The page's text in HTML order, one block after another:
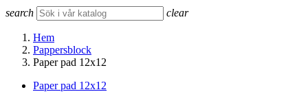
search clear
Hem
Pappersblock
Paper pad 12x12
Paper pad 12x12